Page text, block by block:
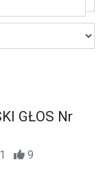
GŁOS Nr
9